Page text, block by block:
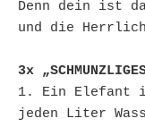
Denn dein ist
und die
3x
1. Ein Elefant
jeden Liter